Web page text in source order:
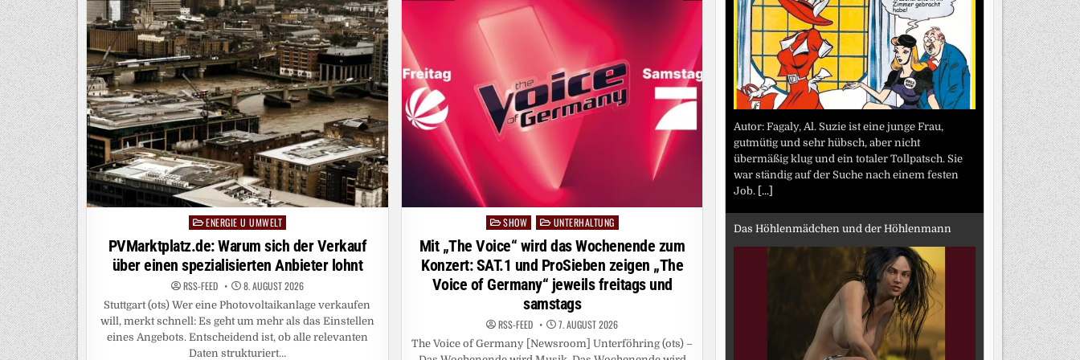
PostedENERGIE U UMWELT
PVMarktplatz.de: Warum sich der Verkauf
über einen spezialisierten Anbieter lohnt
RSS-FEED 8. AUGUST 2026
Stuttgart (ots) Wer eine Photovoltaikanlage verkaufen
will, merkt schnell: Es geht um mehr als das Einstellen
eines Angebots. Entscheidend ist, ob alle relevanten
Daten strukturiert…
Posted
in
SHOW UNTERHALTUNG
Mit „The Voice“ wird das Wochenende zum
Konzert: SAT.1 und ProSieben zeigen „The
Voice of Germany“ jeweils freitags und
samstags
RSS-FEED 7. AUGUST 2026
The Voice of Germany [Newsroom] Unterföhring (ots) –
Autor: Fagaly, Al. Suzie ist eine junge Frau,
gutmütig und sehr hübsch, aber nicht
übermäßig klug und ein totaler Tollpatsch. Sie
war ständig auf der Suche nach einem festen
Job. [...]
Das Höhlenmädchen und der Höhlenmann